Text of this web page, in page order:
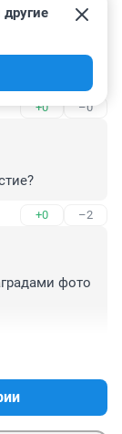
и
+0 –0
+0 –2
фото